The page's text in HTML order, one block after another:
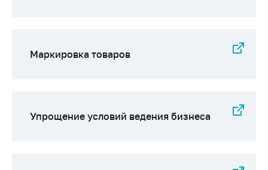
Маркировка товаров
Упрощение условий ведения бизнеса